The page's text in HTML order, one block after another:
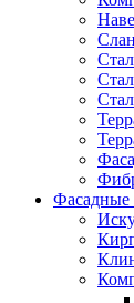
Фасадные